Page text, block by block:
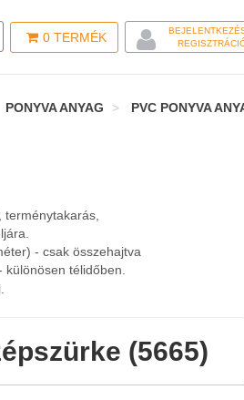
0 TERMÉK
PONYVA ANYAG PVC PONYVA
- csak összehajtva
télidőben.
(5665)